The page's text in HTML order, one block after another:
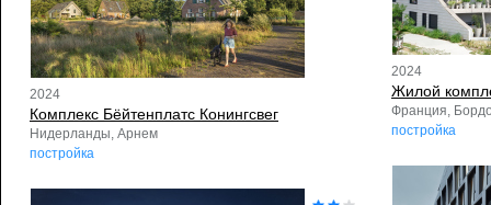
2024
Жилой
Франция,
постройка
2024
Комплекс Бёйтенплатс Конингсвег
Нидерланды, Арнем
постройка